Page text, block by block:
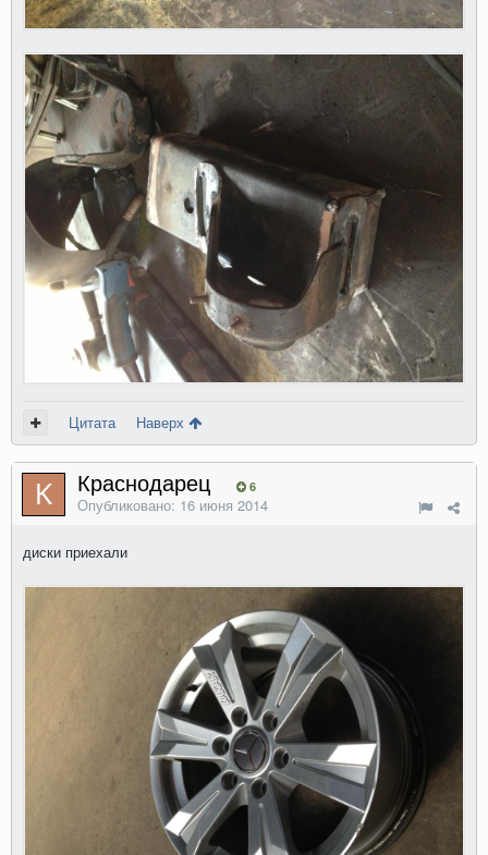
Цитата Наверх
Краснодарец 6
Опубликовано: 16 июня 2014
диски приехали